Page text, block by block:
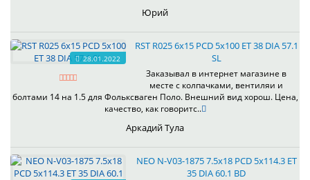
Юрий
28.01.2022
RST R025 6x15 PCD 5x100 ET 38 DIA 57.1
SL
Заказывал в интернет магазине в
месте с колпачками, вентиляи и
болтами 14 на 1.5 для Фольксваген Поло. Внешний вид хорош. Цена,
качество, как говоритс..
Аркадий Тула
NEO N-V03-1875 7.5x18 PCD 5x114.3 ET
35 DIA 60.1 BD